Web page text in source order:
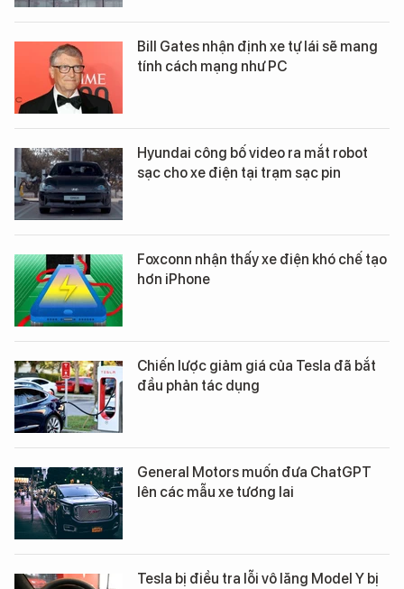
Bill Gates nhận định xe tự lái sẽ mang
tính cách mạng như PC
Hyundai công bố video ra mắt robot
sạc cho xe điện tại trạm sạc pin
Foxconn nhận thấy xe điện khó chế tạo
hơn iPhone
Chiến lược giảm giá của Tesla đã bắt
đầu phản tác dụng
General Motors muốn đưa ChatGPT
lên các mẫu xe tương lai
Tesla bị điều tra lỗi vô lăng Model Y bị